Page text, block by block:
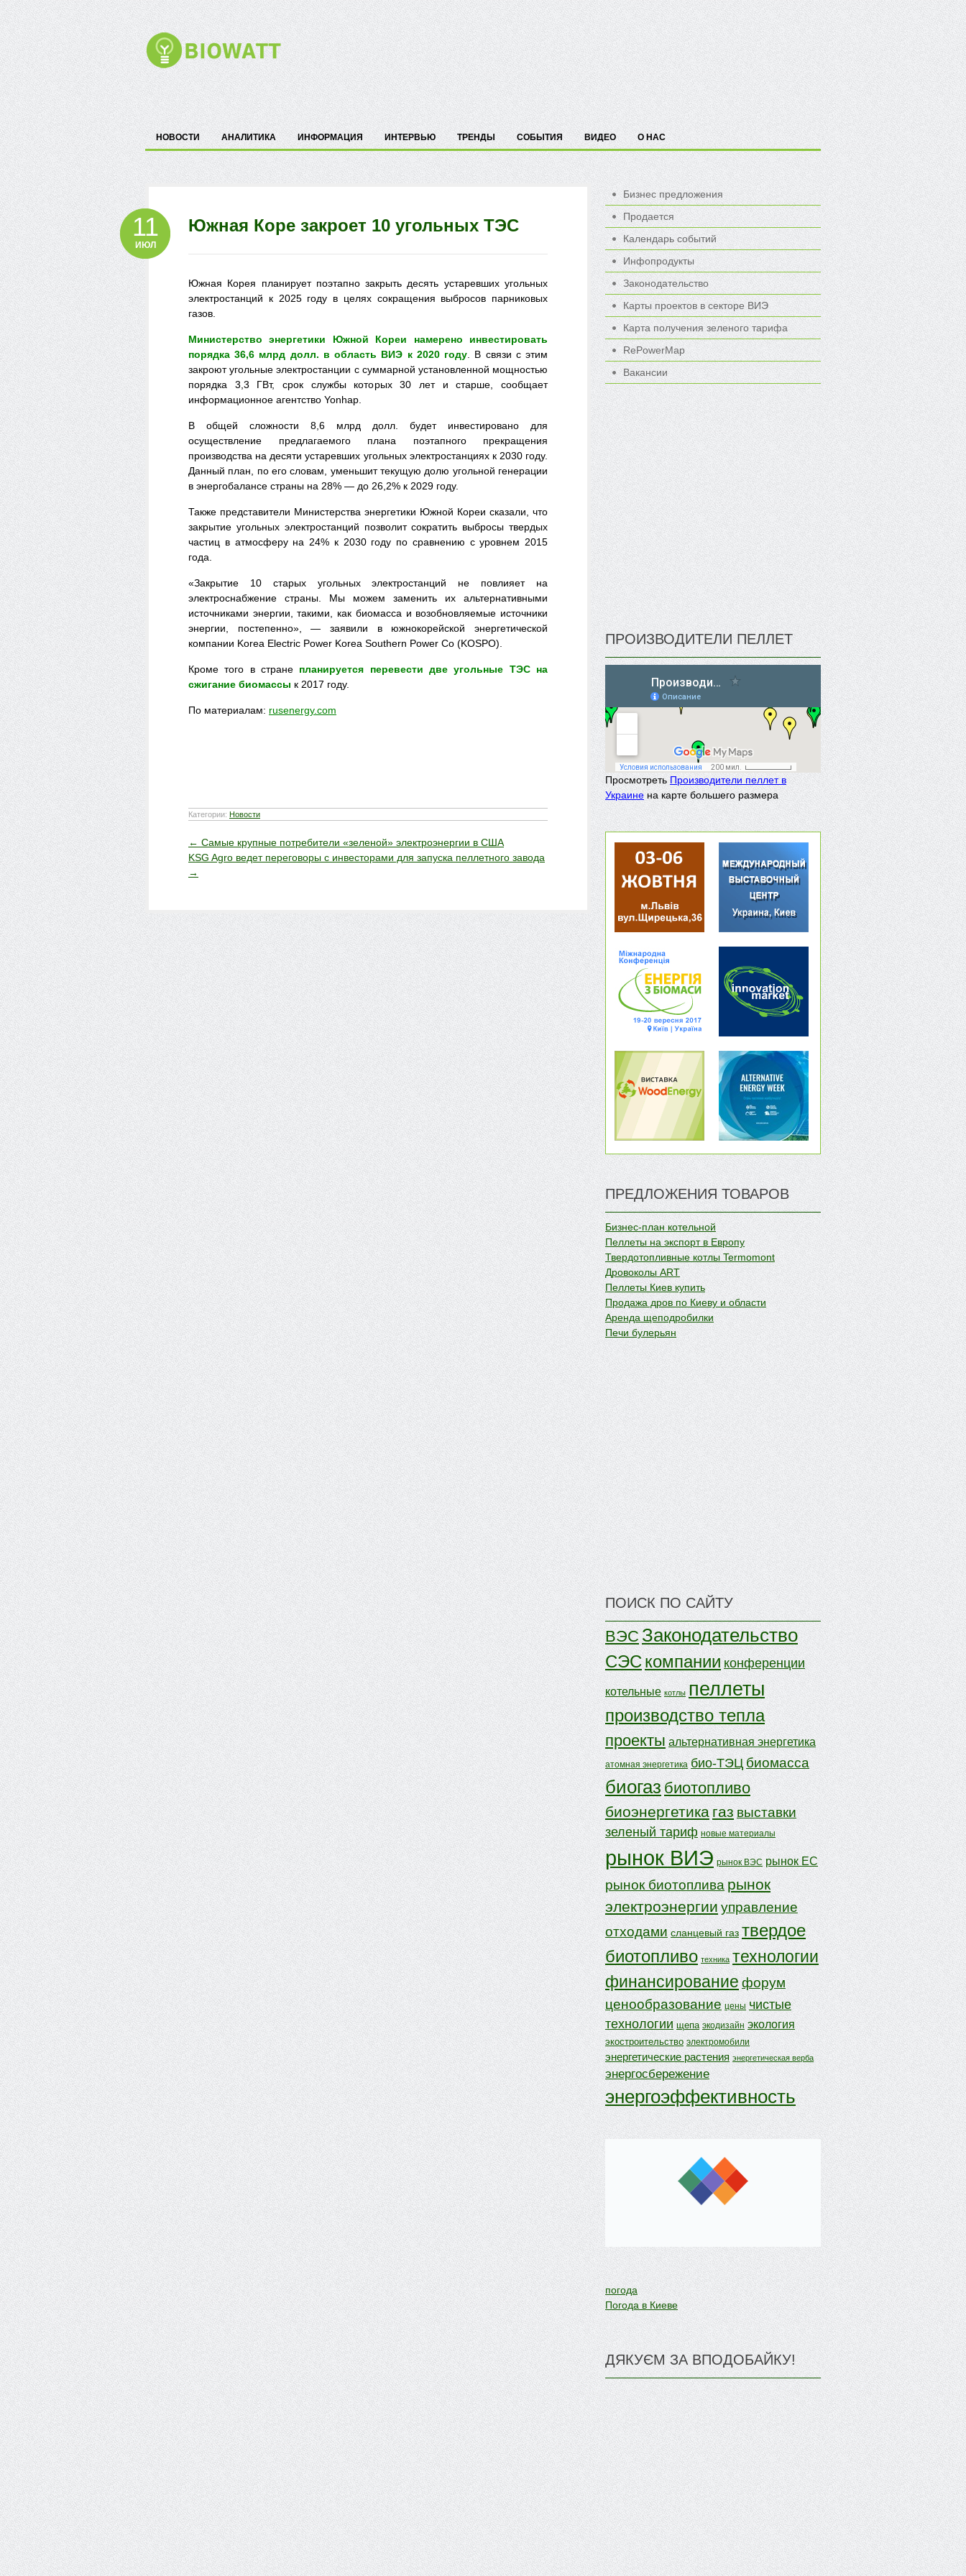
НОВОСТИ АНАЛИТИКА ИНФОРМАЦИЯ ИНТЕРВЬЮ ТРЕНДЫ СОБЫТИЯ ВИДЕО О НАС
Южная Коре закроет 10 угольных ТЭС
11
ИЮЛ
Южная Корея планирует поэтапно закрыть десять устаревших угольных
электростанций к 2025 году в целях сокращения выбросов парниковых
газов.
Министерство энергетики Южной Кореи намерено инвестировать
порядка 36,6 млрд долл. в область ВИЭ к 2020 году . В связи с этим
закроют угольные электростанции с суммарной установленной мощностью
порядка 3,3 ГВт, срок службы которых 30 лет и старше, сообщает
информационное агентство Yonhap.
В общей сложности 8,6 млрд долл. будет инвестировано для
осуществление предлагаемого плана поэтапного прекращения
производства на десяти устаревших угольных электростанциях к 2030 году.
Данный план, по его словам, уменьшит текущую долю угольной генерации
в энергобалансе страны на 28% — до 26,2% к 2029 году.
Также представители Министерства энергетики Южной Кореи сказали, что
закрытие угольных электростанций позволит сократить выбросы твердых
частиц в атмосферу на 24% к 2030 году по сравнению с уровнем 2015
года.
«Закрытие 10 старых угольных электростанций не повлияет на
электроснабжение страны. Мы можем заменить их альтернативными
источниками энергии, такими, как биомасса и возобновляемые источники
энергии, постепенно», — заявили в южнокорейской энергетической
компании Korea Electric Power Korea Southern Power Co (KOSPO).
Кроме того в стране планируется перевести две угольные ТЭС на
сжигание биомассы к 2017 году.
По материалам: rusenergy.com
Категории: Новости
← Самые крупные потребители «зеленой» электроэнергии в США
KSG Agro ведет переговоры с инвесторами для запуска пеллетного завода
→
Бизнес предложения
Продается
Календарь событий
Инфопродукты
Законодательство
Карты проектов в секторе ВИЭ
Карта получения зеленого тарифа
RePowerMap
Вакансии
ПРОИЗВОДИТЕЛИ ПЕЛЛЕТ
ПросмотретьПроизводители пеллет в
Украине на карте большего размера
ПРЕДЛОЖЕНИЯ ТОВАРОВ
Бизнес-план котельной
Пеллеты на экспорт в Европу
Твердотопливные котлы Termomont
Дровоколы ART
Пеллеты Киев купить
Продажа дров по Киеву и области
Аренда щеподробилки
Печи булерьян
ПОИСК ПО САЙТУ
ВЭС Законодательство
СЭСкомпании конференции
котельные котлы пеллеты
производство тепла
проекты альтернативная энергетика
атомная энергетика био-ТЭЦ биомасса
биогазбиотопливо
биоэнергетика газвыставки
зеленый тариф новые материалы
рынок ВИЭ рынок ВЭС рынок ЕС
рынок биотопливарынок
электроэнергии управление
отходами сланцевый газ твердое
биотопливо техника технологии
финансированиефорум
ценообразование цены чистые
технологии щепа экодизайн экология
экостроительство электромобили
энергетические растения энергетическая верба
энергосбережение
энергоэффективность
погода
Погода в Киеве
ДЯКУЄМ ЗА ВПОДОБАЙКУ!